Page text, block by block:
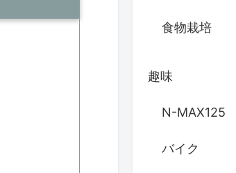
食物栽培
趣味
N-MAX125
バイク